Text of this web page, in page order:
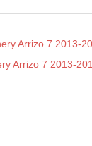
Arrizo 7 2013-